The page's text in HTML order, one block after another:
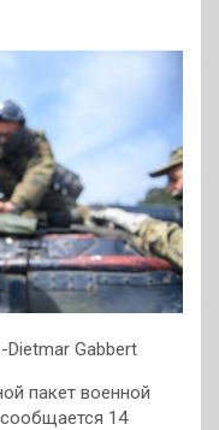
Gabbert
пакет военной
14